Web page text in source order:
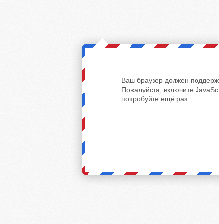
Ваш браузер должен
Пожалуйста, включите
попробуйте ещё раз